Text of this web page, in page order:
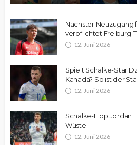
Nächster Neuzugang
verpflichtet Freiburg-
12. Juni 2026
Spielt Schalke-Star
Kanada? So ist der
12. Juni 2026
Schalke-Flop Jordan
Wüste
12. Juni 2026